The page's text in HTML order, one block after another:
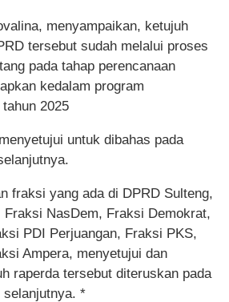
menyampaikan, ketujuh
tersebut sudah melalui proses
pada tahap perencanaan
kedalam program
2025
untuk dibahas pada
fraksi yang ada di DPRD Sulteng,
NasDem, Fraksi Demokrat,
PDI Perjuangan, Fraksi PKS,
Ampera, menyetujui dan
raperda tersebut diteruskan pada
selanjutnya. *